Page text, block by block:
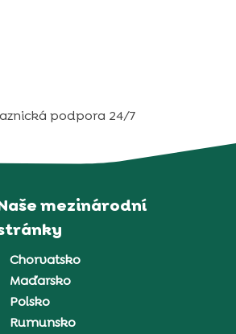
podpora 24/7
mezinárodní
Chorvatsko
Maďarsko
Polsko
Rumunsko